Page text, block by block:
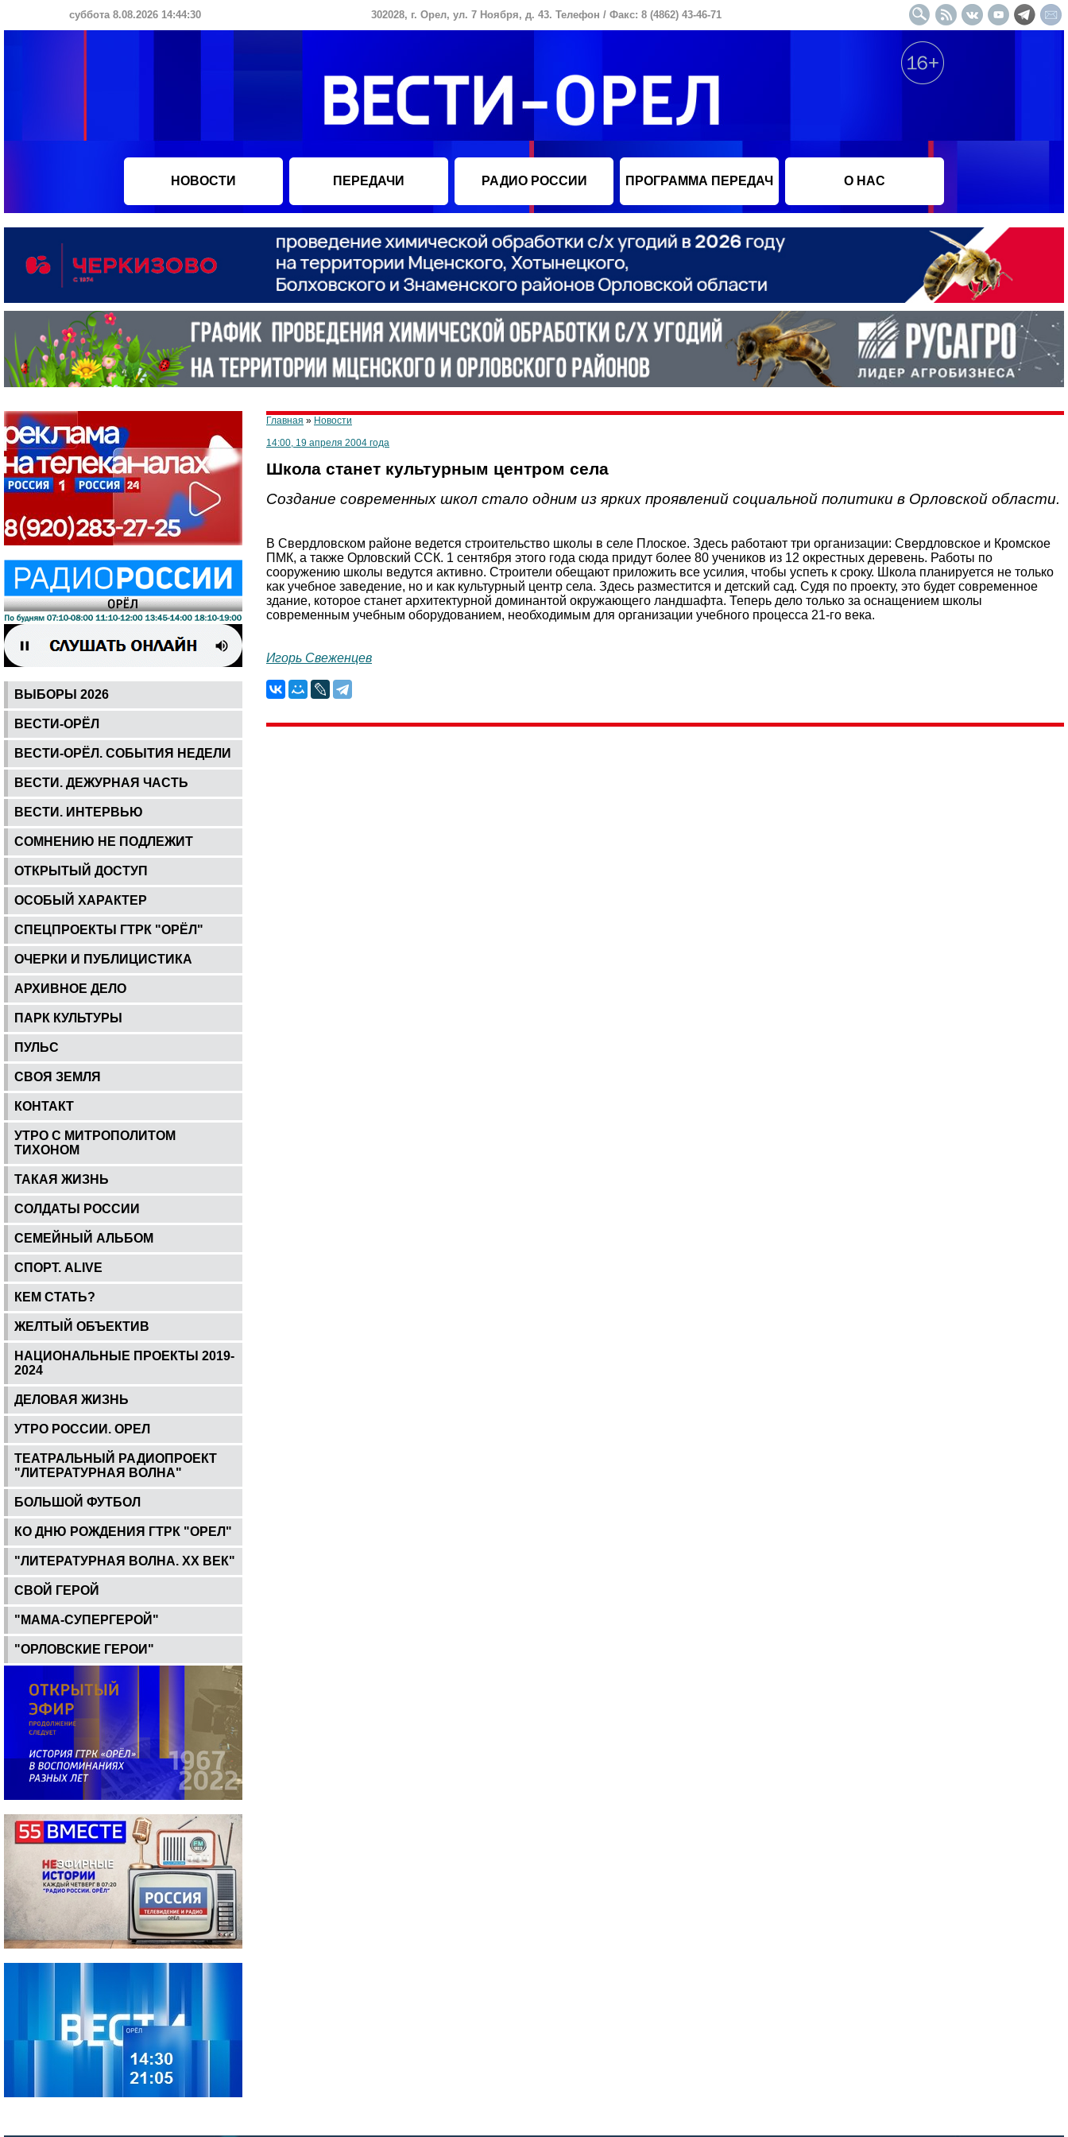
суббота 8.08.2026 14:44:31 302028, г. Орел, ул. 7 Ноября, д. 43. Телефон / Факс: 8 (4862) 43-46-71
НОВОСТИ ПЕРЕДАЧИ РАДИО РОССИИ ПРОГРАММА ПЕРЕДАЧ О НАС
ВЫБОРЫ 2026
ВЕСТИ-ОРЁЛ
ВЕСТИ-ОРЁЛ. СОБЫТИЯ НЕДЕЛИ
ВЕСТИ. ДЕЖУРНАЯ ЧАСТЬ
ВЕСТИ. ИНТЕРВЬЮ
СОМНЕНИЮ НЕ ПОДЛЕЖИТ
ОТКРЫТЫЙ ДОСТУП
ОСОБЫЙ ХАРАКТЕР
СПЕЦПРОЕКТЫ ГТРК "ОРЁЛ"
ОЧЕРКИ И ПУБЛИЦИСТИКА
АРХИВНОЕ ДЕЛО
ПАРК КУЛЬТУРЫ
ПУЛЬС
СВОЯ ЗЕМЛЯ
КОНТАКТ
УТРО С МИТРОПОЛИТОМ
ТИХОНОМ
ТАКАЯ ЖИЗНЬ
СОЛДАТЫ РОССИИ
СЕМЕЙНЫЙ АЛЬБОМ
СПОРТ. ALIVE
КЕМ СТАТЬ?
ЖЕЛТЫЙ ОБЪЕКТИВ
НАЦИОНАЛЬНЫЕ ПРОЕКТЫ 2019-
2024
ДЕЛОВАЯ ЖИЗНЬ
УТРО РОССИИ. ОРЕЛ
ТЕАТРАЛЬНЫЙ РАДИОПРОЕКТ
"ЛИТЕРАТУРНАЯ ВОЛНА"
БОЛЬШОЙ ФУТБОЛ
КО ДНЮ РОЖДЕНИЯ ГТРК "ОРЕЛ"
"ЛИТЕРАТУРНАЯ ВОЛНА. ХХ ВЕК"
СВОЙ ГЕРОЙ
"МАМА-СУПЕРГЕРОЙ"
"ОРЛОВСКИЕ ГЕРОИ"
Главная » Новости
14:00, 19 апреля 2004 года
Школа станет культурным центром села
Создание современных школ стало одним из ярких проявлений социальной политики в Орловской области.
В Свердловском районе ведется строительство школы в селе Плоское. Здесь работают три организации: Свердловское и Кромское
ПМК, а также Орловский ССК. 1 сентября этого года сюда придут более 80 учеников из 12 окрестных деревень. Работы по
сооружению школы ведутся активно. Строители обещают приложить все усилия, чтобы успеть к сроку. Школа планируется не только
как учебное заведение, но и как культурный центр села. Здесь разместится и детский сад. Судя по проекту, это будет современное
здание, которое станет архитектурной доминантой окружающего ландшафта. Теперь дело только за оснащением школы
современным учебным оборудованием, необходимым для организации учебного процесса 21-го века.
Игорь Свеженцев